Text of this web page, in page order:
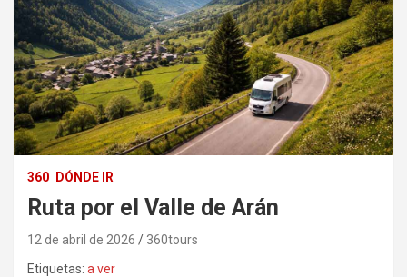
360 DÓNDE IR
Ruta por el Valle de Arán
12 de abril de 2026
360tours
Etiquetas: a ver